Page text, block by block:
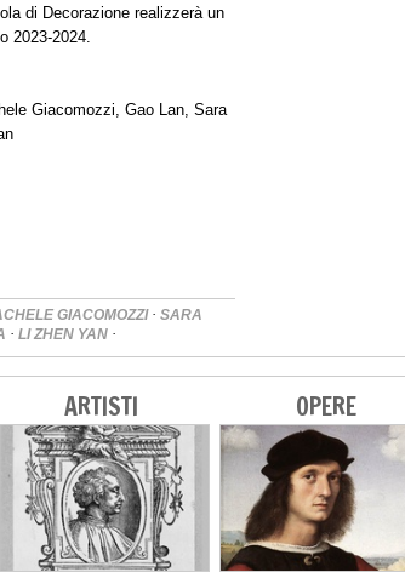
di Decorazione realizzerà un
2023-2024.
Giacomozzi, Gao Lan, Sara
GIACOMOZZI · SARA
· LI ZHEN YAN ·
ARTISTI OPERE